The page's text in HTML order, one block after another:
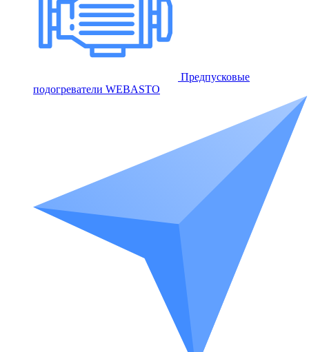
Предпусковые
подогреватели WEBASTO